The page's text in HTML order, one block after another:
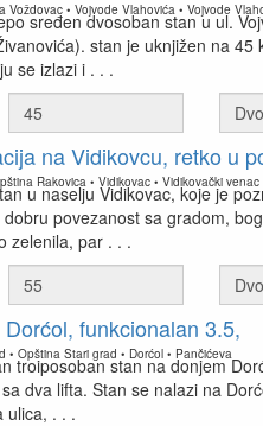
Voždovac • Vojvode Vlahovića • Vojvode
sređen dvosoban stan u ul.
stan je uknjižen na 45
se izlazi i . . .
na Vidikovcu, retko u
Rakovica • Vidikovac • Vidikovački venac
u naselju Vidikovac, koje je
povezanost sa gradom,
zelenila, par . . .
Dorćol, funkcionalan 3.5,
• Opština Stari grad • Dorćol • Pančićeva
troiposoban stan na donjem
dva lifta. Stan se nalazi na
ulica, . . .